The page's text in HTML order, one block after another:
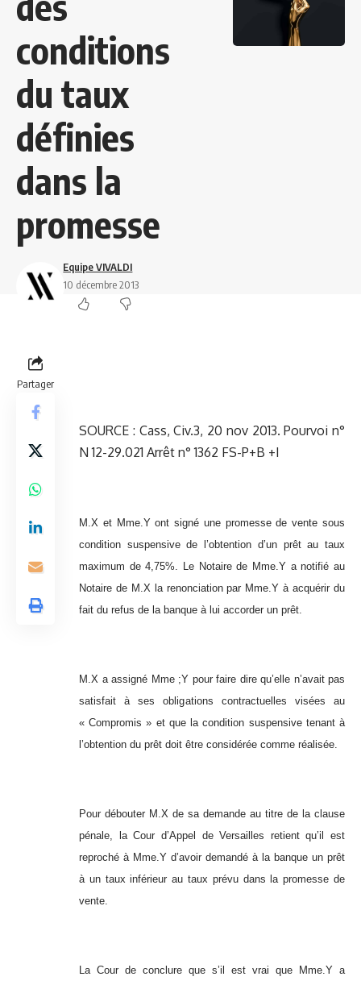
conditions
du taux
définies
dans la
promesse
Equipe VIVALDI
10 décembre 2013
Partager
SOURCE : Cass, Civ.3, 20 nov 2013. Pourvoi n°
N 12-29.021 Arrêt n° 1362 FS-P+B +I
M.X et Mme.Y ont signé une promesse de vente sous
condition suspensive de l’obtention d’un prêt au taux
maximum de 4,75%. Le Notaire de Mme.Y a notifié au
Notaire de M.X la renonciation par Mme.Y à acquérir du
fait du refus de la banque à lui accorder un prêt.
M.X a assigné Mme ;Y pour faire dire qu’elle n’avait pas
satisfait à ses obligations contractuelles visées au
« Compromis » et que la condition suspensive tenant à
l’obtention du prêt doit être considérée comme réalisée.
Pour débouter M.X de sa demande au titre de la clause
pénale, la Cour d’Appel de Versailles retient qu’il est
reproché à Mme.Y d’avoir demandé à la banque un prêt
à un taux inférieur au taux prévu dans la promesse de
vente.
La Cour de conclure que s’il est vrai que Mme.Y a